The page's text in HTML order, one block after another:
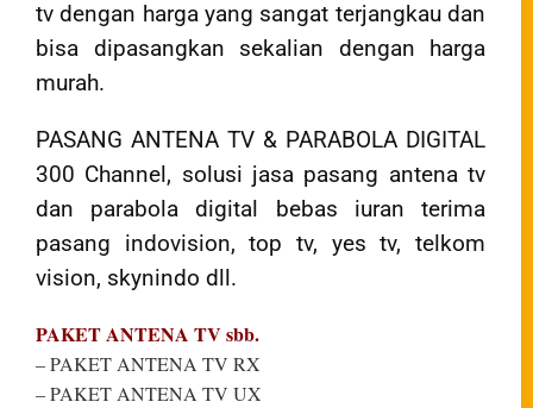
tv dengan harga yang sangat terjangkau dan
bisa dipasangkan sekalian dengan harga
murah.
PASANG ANTENA TV & PARABOLA DIGITAL
300 Channel, solusi jasa pasang antena tv
dan parabola digital bebas iuran terima
pasang indovision, top tv, yes tv, telkom
vision, skynindo dll.
PAKET ANTENA TV sbb.
– PAKET ANTENA TV RX
– PAKET ANTENA TV UX